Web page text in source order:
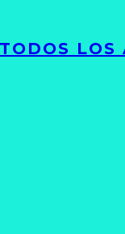
LOS